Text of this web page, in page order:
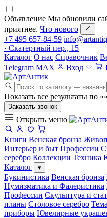
Объявление Мы обновили
приятнее. Что нового
+7 495 657-84-59
· Скатертный пер., 15
Каталог О нас Справочник
Telegram MAX Вход
Показать все результаты по «»
Заказать звонок
Открыть меню
Книги Венская бронза
Интерьер и быт Профессии
серебро Коллекции Техника
Каталог
▾
Букинистика Венская бронза
Нумизматика и Фалеристика
Профессии Скульптура и
планы Столовое серебро
приборы Ювелирные